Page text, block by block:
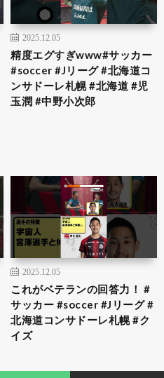
2025.12.05
精度エグすぎwww#サッカー
#soccer #Jリーグ #北海道コ
ンサドーレ札幌 #北海道 #児
玉潤 #中野小次郎
2025.12.05
これがベテランの回答力！ #
サッカー #soccer #Jリーグ #
北海道コンサドーレ札幌 #ク
イズ